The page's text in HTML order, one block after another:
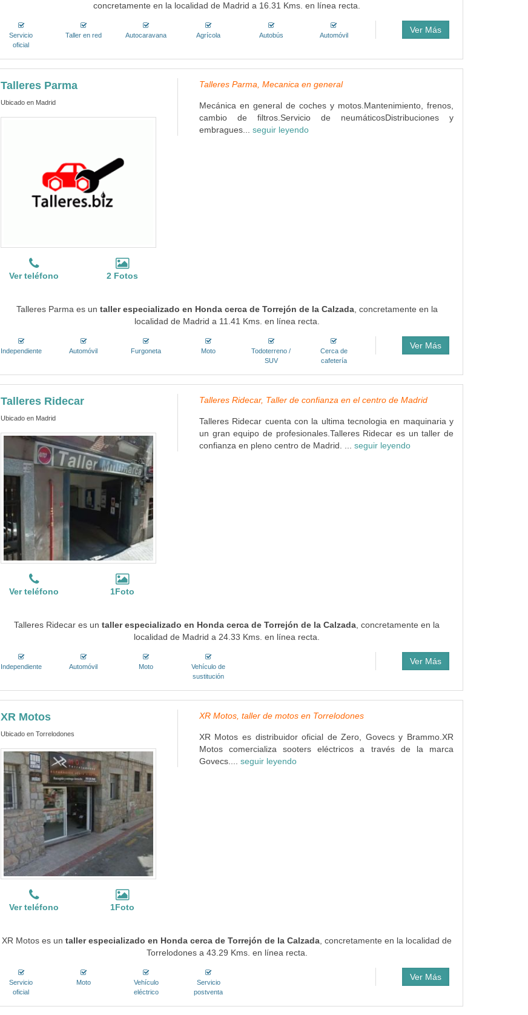
concretamente en la localidad de Madrid a 16.31 Kms. en línea recta.
Servicio
oficial
Taller en red Autocaravana Agrícola Autobús Automóvil
Ver Más
Talleres Parma
Ubicado en Madrid
Ver teléfono 2 Fotos
Talleres Parma, Mecanica en general
Mecánica en general de coches y motos.Mantenimiento, frenos,
cambio de filtros.Servicio de neumáticosDistribuciones y
embragues... seguir leyendo
Talleres Parma es un taller especializado en Honda cerca de Torrejón de la Calzada, concretamente en la
localidad de Madrid a 11.41 Kms. en línea recta.
Independiente Automóvil Furgoneta Moto
Todoterreno /
SUV
Cerca de
cafetería
Ver Más
Talleres Ridecar
Ubicado en Madrid
Ver teléfono 1Foto
Talleres Ridecar, Taller de confianza en el centro de Madrid
Talleres Ridecar cuenta con la ultima tecnologia en maquinaria y
un gran equipo de profesionales.Talleres Ridecar es un taller de
confianza en pleno centro de Madrid. ... seguir leyendo
Talleres Ridecar es untaller especializado en Honda cerca de Torrejón de la Calzada , concretamente en la
localidad de Madrid a 24.33 Kms. en línea recta.
Independiente Automóvil Moto
Vehículo de
sustitución
Ver Más
XR Motos
Ubicado en Torrelodones
Ver teléfono 1Foto
XR Motos, taller de motos en Torrelodones
XR Motos es distribuidor oficial de Zero, Govecs y Brammo.XR
Motos comercializa sooters eléctricos a través de la marca
Govecs.... seguir leyendo
XR Motos es untaller especializado en Honda cerca de Torrejón de la Calzada , concretamente en la localidad de
Torrelodones a 43.29 Kms. en línea recta.
Servicio
oficial
Moto
Vehículo
eléctrico
Servicio
postventa
Ver Más